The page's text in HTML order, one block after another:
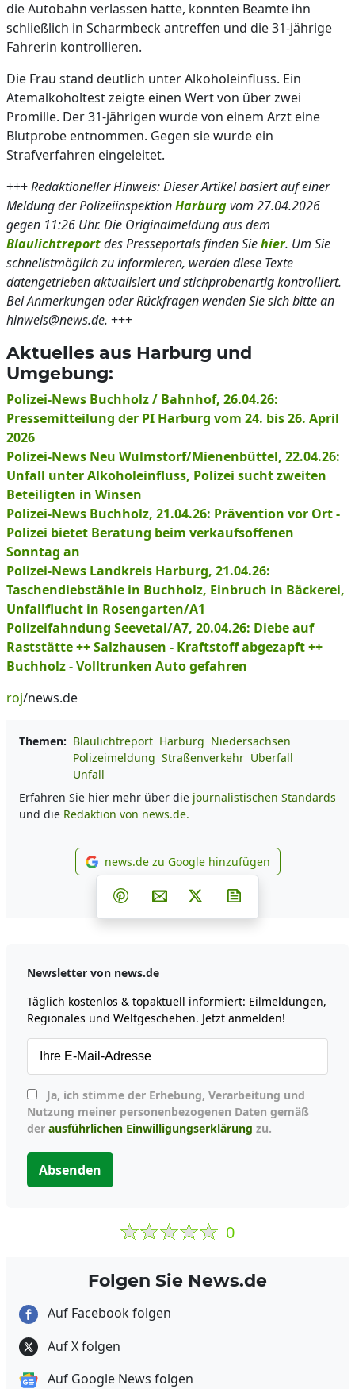
die Autobahn verlassen hatte, konnten Beamte ihn
schließlich in Scharmbeck antreffen und die 31-jährige
Fahrerin kontrollieren.
Die Frau stand deutlich unter Alkoholeinfluss. Ein
Atemalkoholtest zeigte einen Wert von über zwei
Promille. Der 31-jährigen wurde von einem Arzt eine
Blutprobe entnommen. Gegen sie wurde ein
Strafverfahren eingeleitet.
+++Redaktioneller Hinweis: Dieser Artikel basiert auf einer
Meldung der PolizeiinspektionHarburgvom 27.04.2026
gegen 11:26 Uhr. Die Originalmeldung aus dem
Blaulichtreportdes Presseportals finden Siehier. Um Sie
schnellstmöglich zu informieren, werden diese Texte
datengetrieben aktualisiert und stichprobenartig kontrolliert.
Bei Anmerkungen oder Rückfragen wenden Sie sich bitte an
hinweis@news.de. +++
Aktuelles aus Harburg und
Umgebung:
Polizei-News Buchholz / Bahnhof, 26.04.26:
Pressemitteilung der PI Harburg vom 24. bis 26. April
2026
Polizei-News Neu Wulmstorf/Mienenbüttel, 22.04.26:
Unfall unter Alkoholeinfluss, Polizei sucht zweiten
Beteiligten in Winsen
Polizei-News Buchholz, 21.04.26: Prävention vor Ort -
Polizei bietet Beratung beim verkaufsoffenen
Sonntag an
Polizei-News Landkreis Harburg, 21.04.26:
Taschendiebstähle in Buchholz, Einbruch in Bäckerei,
Unfallflucht in Rosengarten/A1
Polizeifahndung Seevetal/A7, 20.04.26: Diebe auf
Raststätte ++ Salzhausen - Kraftstoff abgezapft ++
Buchholz - Volltrunken Auto gefahren
roj/news.de
Themen: Blaulichtreport Harburg Niedersachsen
Polizeimeldung Straßenverkehr Überfall
Unfall
Erfahren Sie hier mehr über die journalistischen Standards
und die Redaktion von news.de.
news.de zu Google
news.de zu Google hinzufügen
Teilen auf Facebook
Teilen auf Whatsapp
Teilen auf Telegram
Teilen auf Pinterest
Per E-Mail teilen
Post auf X
Newsletter von news.de
Täglich kostenlos & topaktuell informiert: Eilmeldungen,
Regionales und Weltgeschehen. Jetzt anmelden!
Nutzung meiner personenbezogenen Daten gemäß
der ausführlichen Einwilligungserklärung zu.
Absenden
0
Folgen Sie News.de
Auf Facebook folgen
Auf X folgen
Auf Google News folgen